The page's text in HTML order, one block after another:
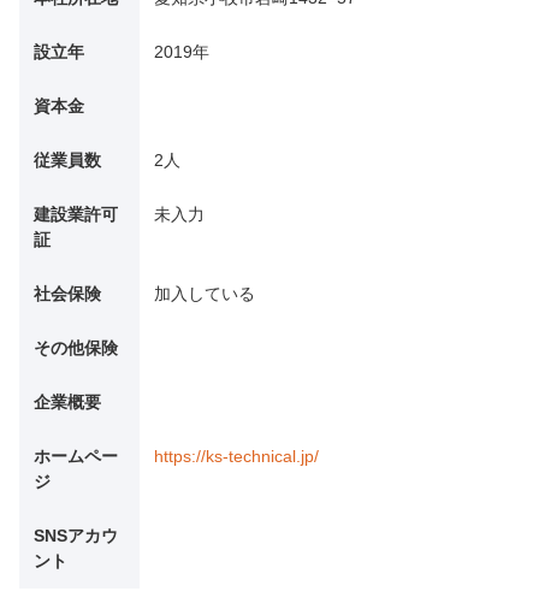
設立年 2019年
資本金
従業員数 2人
建設業許可
証
未入力
社会保険 加入している
その他保険
企業概要
ホームペー
ジ
https://ks-technical.jp/
SNSアカウ
ント